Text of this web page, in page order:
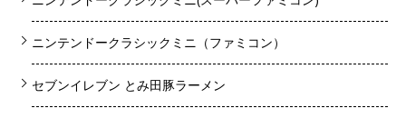
ニンテンドークラシックミニ（ファミコン）
セブンイレブン とみ田豚ラーメン